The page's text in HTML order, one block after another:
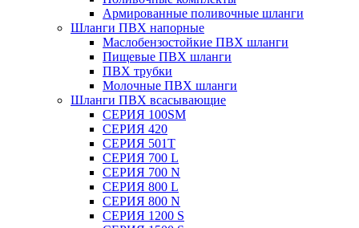
Армированные поливочные шланги
Шланги ПВХ напорные
Маслобензостойкие ПВХ шланги
Пищевые ПВХ шланги
ПВХ трубки
Молочные ПВХ шланги
Шланги ПВХ всасывающие
СЕРИЯ 100SM
СЕРИЯ 420
СЕРИЯ 501T
СЕРИЯ 700 L
СЕРИЯ 700 N
СЕРИЯ 800 L
СЕРИЯ 800 N
СЕРИЯ 1200 S